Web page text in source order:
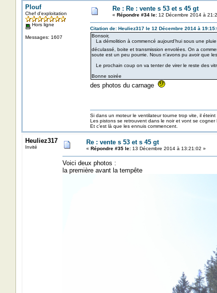
Plouf
Chef d'exploitation
Hors ligne
Messages: 1607
Re : Re : vente s 53 et s 45 gt
« Répondre #34 le:12 Décembre 2014 à
Citation de: Heuliez317 le 12 Décembre 2014 à
Bonsoir,
La démolition à commencé aujourd'hui sous une
déculassé, boite et transmission envolées. On a
soute est un peu pourrie. Nous n'avons pu avoir que
Le prochain coup on va tenter de virer le reste des
Bonne soirée
des photos du carnage
Si dans un moteur le ventilateur tourne trop vite, il éteint
Les pistons se retrouvent dans le noir et vont se
Et c’est là que les ennuis commencent.
Heuliez317
Invité
Re : vente s 53 et s 45 gt
« Répondre #35 le:13 Décembre 2014 à 13:21:02 »
Voici deux photos :
la première avant la tempête